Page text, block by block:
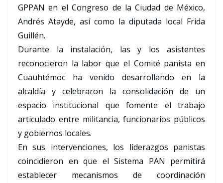
GPPAN en el Congreso de la Ciudad de México,
Andrés Atayde, así como la diputada local Frida
Guillén.
Durante la instalación, las y los asistentes
reconocieron la labor que el Comité panista en
Cuauhtémoc ha venido desarrollando en la
alcaldía y celebraron la consolidación de un
espacio institucional que fomente el trabajo
articulado entre militancia, funcionarios públicos
y gobiernos locales.
En sus intervenciones, los liderazgos panistas
coincidieron en que el Sistema PAN permitirá
establecer mecanismos de coordinación